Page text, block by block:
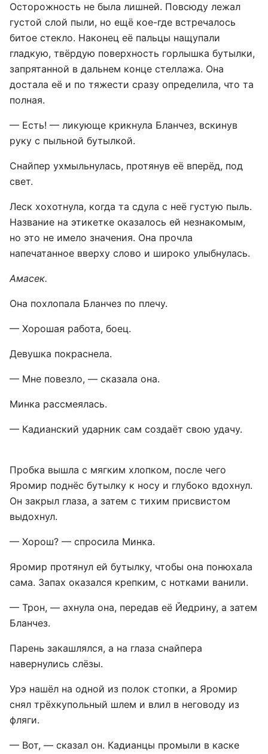
Осторожность не была лишней. Повсюду лежал
густой слой пыли, но ещё кое-где встречалось
битое стекло. Наконец её пальцы нащупали
гладкую, твёрдую поверхность горлышка бутылки,
запрятанной в дальнем конце стеллажа. Она
достала её и по тяжести сразу определила, что та
полная.
— Есть! — ликующе крикнула Бланчез, вскинув
руку с пыльной бутылкой.
Снайпер ухмыльнулась, протянув её вперёд, под
свет.
Леск хохотнула, когда та сдула с неё густую пыль.
Название на этикетке оказалось ей незнакомым,
но это не имело значения. Она прочла
напечатанное вверху слово и широко улыбнулась.
Амасек.
Она похлопала Бланчез по плечу.
— Хорошая работа, боец.
Девушка покраснела.
— Мне повезло, — сказала она.
Минка рассмеялась.
— Кадианский ударник сам создаёт свою удачу.
Пробка вышла с мягким хлопком, после чего
Яромир поднёс бутылку к носу и глубоко вдохнул.
Он закрыл глаза, а затем с тихим присвистом
выдохнул.
— Хорош? — спросила Минка.
Яромир протянул ей бутылку, чтобы она понюхала
сама. Запах оказался крепким, с нотками ванили.
— Трон, — ахнула она, передав её Йедрину, а затем
Бланчез.
Парень закашлялся, а на глаза снайпера
навернулись слёзы.
Урэ нашёл на одной из полок стопки, а Яромир
снял трёхкупольный шлем и влил в неговоду из
фляги.
— Вот, — сказал он. Кадианцы промыли в каске